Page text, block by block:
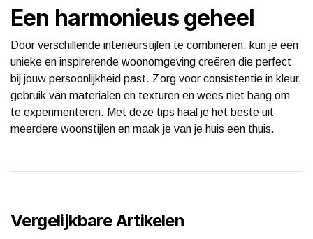
Een harmonieus geheel
Door verschillende interieurstijlen te combineren, kun je een
unieke en inspirerende woonomgeving creëren die perfect
bij jouw persoonlijkheid past. Zorg voor consistentie in kleur,
gebruik van materialen en texturen en wees niet bang om
te experimenteren. Met deze tips haal je het beste uit
meerdere woonstijlen en maak je van je huis een thuis.
Vergelijkbare Artikelen